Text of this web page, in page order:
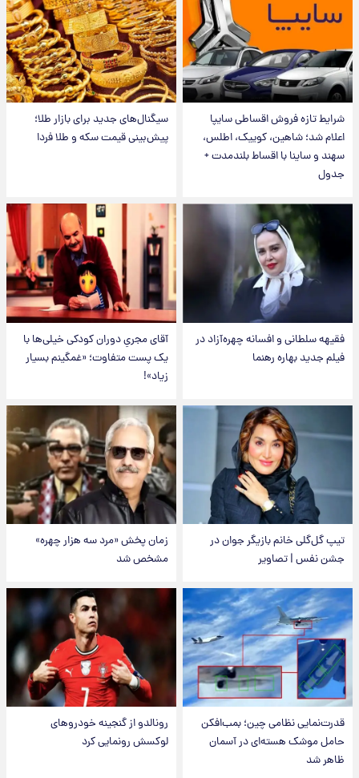
شرایط تازه فروش اقساطی سایپا
اعلام شد؛ شاهین، کوییک، اطلس،
سهند و ساینا با اقساط بلندمدت +
جدول
سیگنال‌های جدید برای بازار طلا؛
پیش‌بینی قیمت سکه و طلا فردا
فقیهه سلطانی و افسانه چهره‌آزاد در
فیلم جدید بهاره رهنما
آقای مجریِ دوران کودکی خیلی‌ها با
یک پست متفاوت؛ «غمگینم بسیار
زیاد»!
تیپ گل‌گلی خانم بازیگر جوان در
جشن نفس | تصاویر
زمان پخش «مرد سه هزار چهره»
مشخص شد
قدرت‌نمایی نظامی چین؛ بمب‌افکن
حامل موشک هسته‌ای در آسمان
ظاهر شد
رونالدو از گنجینه خودروهای
لوکسش رونمایی کرد